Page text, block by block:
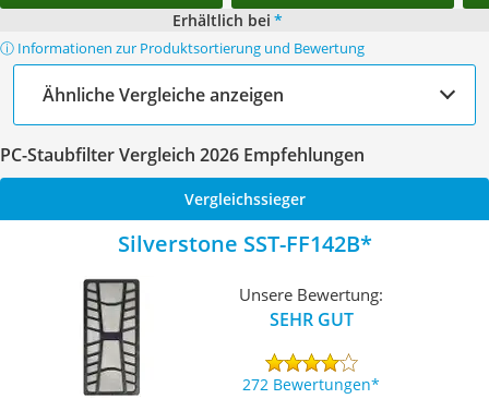
Erhältlich bei *
ⓘ Informationen zur Produktsortierung und Bewertung
Ähnliche Vergleiche anzeigen
PC-Staubfilter Vergleich 2026 Empfehlungen
Vergleichssieger
Silverstone SST-FF142B
Unsere Bewertung:
SEHR GUT
272 Bewertungen